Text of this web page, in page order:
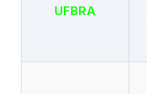
UFBRA